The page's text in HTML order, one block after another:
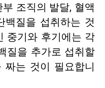
조직의 발달, 혈액
백질을 섭취하는 것
중기와 후기에는 각
질을 추가로 섭취할
는 것이 필요합니